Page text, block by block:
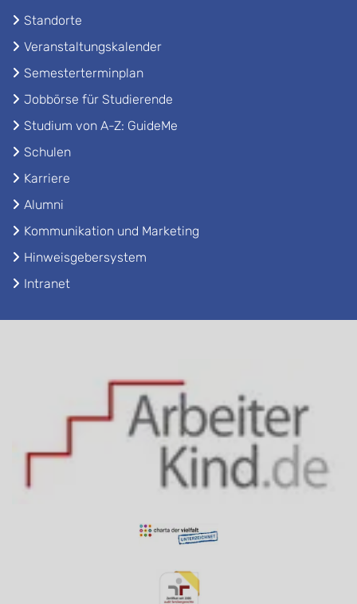
Standorte
Veranstaltungskalender
Semesterterminplan
Jobbörse für Studierende
Studium von A-Z: GuideMe
Schulen
Karriere
Alumni
Kommunikation und Marketing
Hinweisgebersystem
Intranet